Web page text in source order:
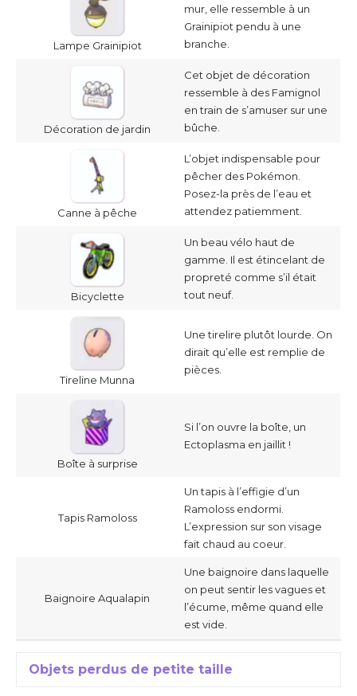
Lampe Grainipiot
mur, elle ressemble à un
Grainipiot pendu à une
branche.
Décoration de jardin
Cet objet de décoration
ressemble à des Famignol
en train de s’amuser sur une
bûche.
Canne à pêche
L’objet indispensable pour
pêcher des Pokémon.
Posez-la près de l’eau et
attendez patiemment.
Bicyclette
Un beau vélo haut de
gamme. Il est étincelant de
propreté comme s’il était
tout neuf.
Tireline Munna
Une tirelire plutôt lourde. On
dirait qu’elle est remplie de
pièces.
Boîte à surprise
Si l’on ouvre la boîte, un
Ectoplasma en jaillit !
Tapis Ramoloss
Un tapis à l’effigie d’un
Ramoloss endormi.
L’expression sur son visage
fait chaud au coeur.
Baignoire Aqualapin
Une baignoire dans laquelle
on peut sentir les vagues et
l’écume, même quand elle
est vide.
Objets perdus de petite taille